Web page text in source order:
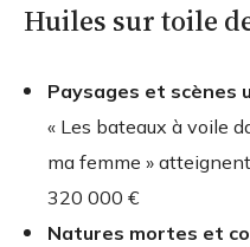
Huiles sur toile
Paysages et scènes
« Les bateaux à voile
ma femme »
320 000 €
Natures mortes et